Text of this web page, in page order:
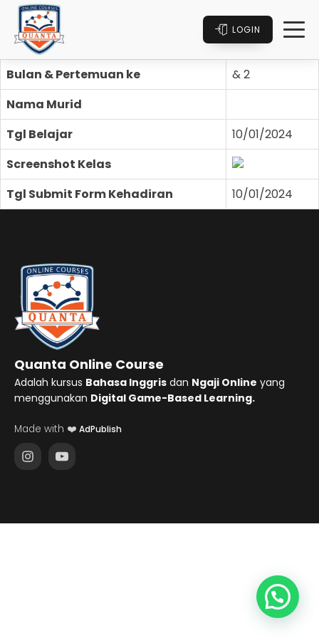
LOGIN
Bulan & Pertemuan ke
& 2
Nama Murid
Tgl Belajar
10/01/2024
Screenshot Kelas
Tgl Submit Form Kehadiran
10/01/2024
Quanta Online Course
Adalah kursus Bahasa Inggris dan Ngaji Online yang
menggunakan Digital Game-Based Learning.
Made with ❤️ AdPublish